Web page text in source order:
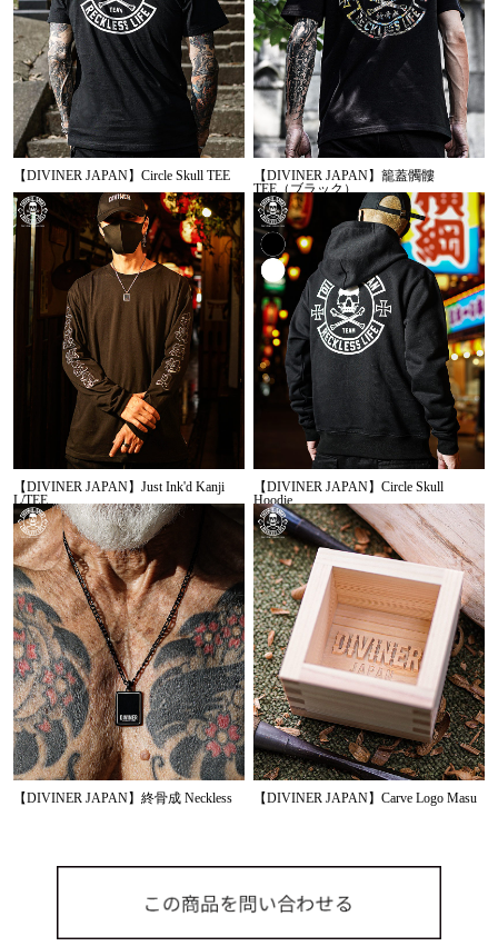
【DIVINER JAPAN】Circle Skull TEE
【DIVINER JAPAN】籠蓋髑髏
TEE（ブラック）
【DIVINER JAPAN】Just Ink'd Kanji
L/TEE
【DIVINER JAPAN】Circle Skull
Hoodie
【DIVINER JAPAN】終骨成 Neckless 【DIVINER JAPAN】Carve Logo Masu